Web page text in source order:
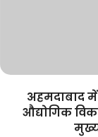
का
मुख्यमंत्री
अहमदाबाद में
औद्योगिक